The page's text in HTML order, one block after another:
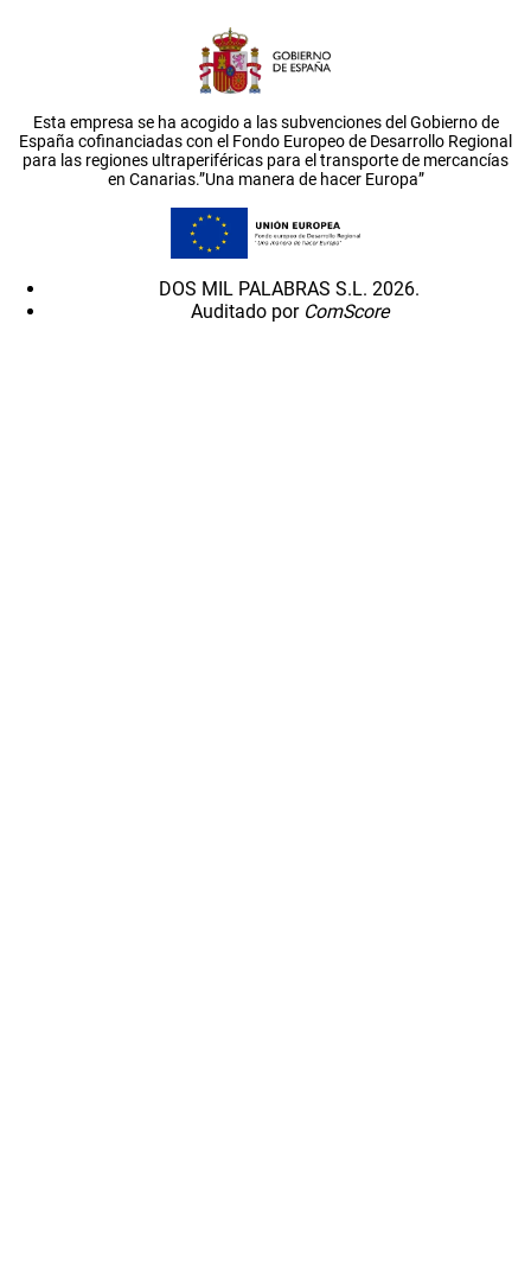
Esta empresa se ha acogido a las subvenciones del Gobierno de
España cofinanciadas con el Fondo Europeo de Desarrollo Regional
para las regiones ultraperiféricas para el transporte de mercancías
en Canarias.”Una manera de hacer Europa”
DOS MIL PALABRAS S.L. 2026.
Auditado por ComScore